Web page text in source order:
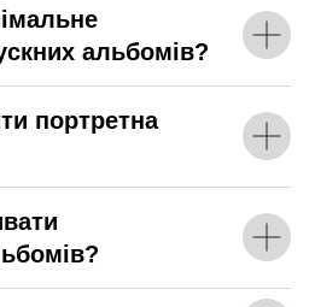
альбомів?
портретна